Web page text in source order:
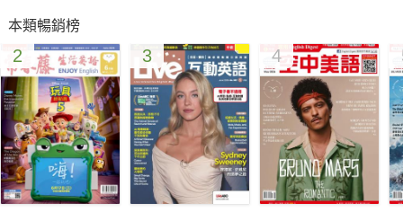
本類暢銷榜
2 3 4